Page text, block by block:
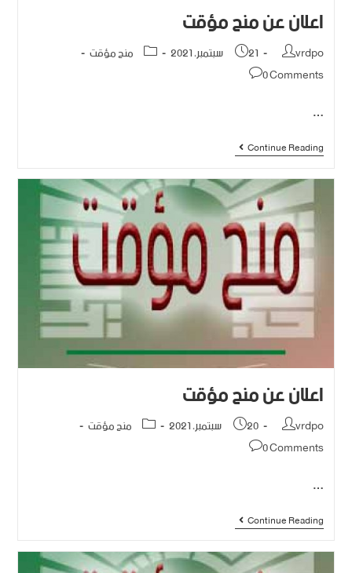
اعلان عن منح مؤقت
vrdpo 21 سبتمبر، 2021
منح مؤقت
0 Comments
…
Continue Reading
اعلان عن منح مؤقت
vrdpo 20 سبتمبر، 2021
منح مؤقت
0 Comments
…
Continue Reading